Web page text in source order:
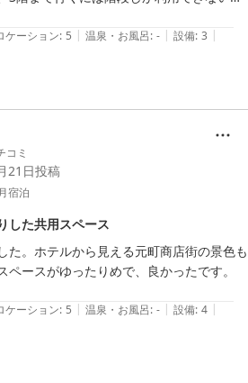
います。コンビニやまいばすけっと等近
屋で、特に清潔感等に不満はありませんで
1個あります。
レ、シャワールーム、リビングルームがあ
いては利用していない（近隣の銭湯を利
れ等に神経質でない方であれば許容範囲内
イヤー、給水器も共用ですが利用できま
人的には紙コップの補充がされておらず、
念でした。
なかったようで、施設に連絡したとこ
ただきましたので、満足です。また、チ
んだ際にも丁寧に対応していただきまし
のかも分かるようにしていただけると嬉
ケーション: 5 | 温泉・お風呂: - | 設備: 3 |
コミ
21日投稿
宿泊
した共用スペース
た。ホテルから見える元町商店街の景色も
ースがゆったりめで、良かったです。
ケーション: 5 | 温泉・お風呂: - | 設備: 4 |